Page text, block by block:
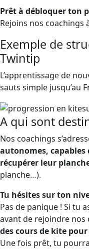
Prêt à débloquer ton
Rejoins nos coachings
Exemple de
Twintip
L’apprentissage de
sauts simple jusqu’au
A qui sont
Nos coachings
autonomes,
récupérer leur
planche…).
Tu hésites sur ton
Pas de panique ! Si tu
avant de rejoindre nos
des cours de kite
Une fois prêt, tu